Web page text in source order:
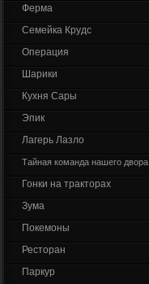
Ферма
Семейка Крудс
Операция
Шарики
Кухня Сары
Эпик
Лагерь Лазло
Тайная команда нашего двора
Гонки на тракторах
Зума
Покемоны
Ресторан
Паркур